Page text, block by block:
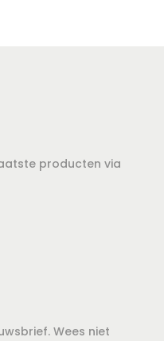
producten via
Wees niet